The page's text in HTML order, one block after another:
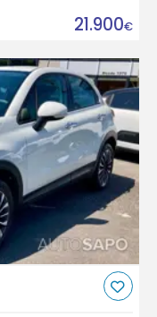
21.900€